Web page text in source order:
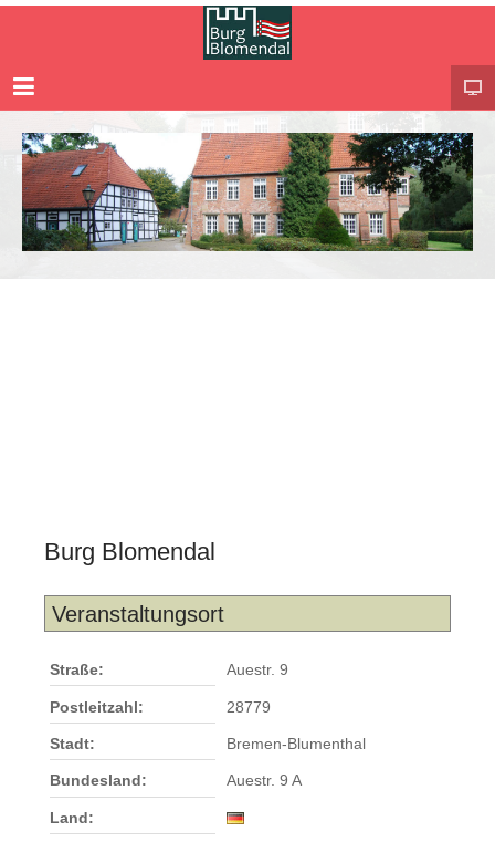
Burg Blomendal
Veranstaltungsort
Straße: Auestr. 9
Postleitzahl: 28779
Stadt: Bremen-Blumenthal
Bundesland: Auestr. 9 A
Land: